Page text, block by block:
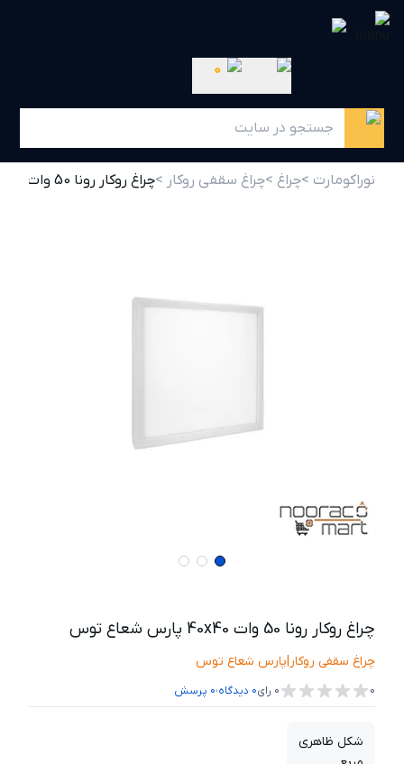
0
نوراکومارت >چراغ >چراغ سقفی روکار >چراغ روکار رونا 50 وات 40x40 پارس شعاع توس
چراغ روکار رونا 50 وات 40x40 پارس شعاع توس
چراغ سقفی روکار|پارس شعاع توس
0
0 رای0 دیدگاه،0 پرسش
شکل ظاهری